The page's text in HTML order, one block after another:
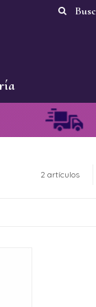
2 artículos